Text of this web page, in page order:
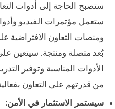
ستصبح الحاجة إلى أدوات
ستعمل مؤتمرات الفيديو
ومنصات التعاون الافتراضية
بُعد متصلة ومنتجة. سيتعين
الأدوات المناسبة وتوفير
من قدرتهم على التعاون
سيستمر الاستثمار في الأمن: